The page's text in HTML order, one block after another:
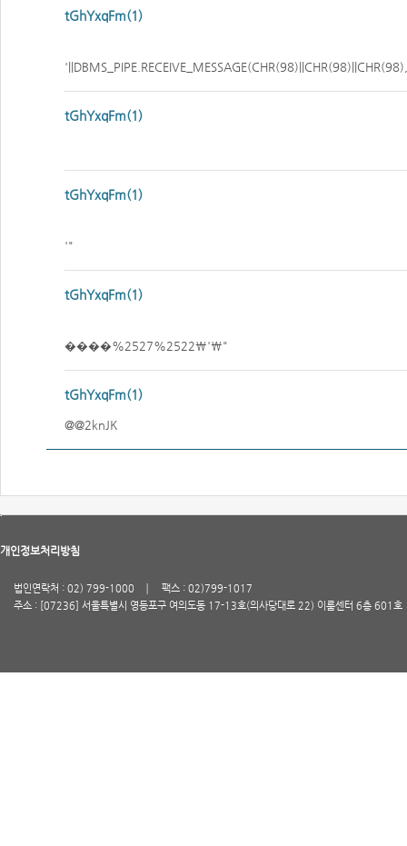
tGhYxqFm(1)
tGhYxqFm(1)
tGhYxqFm(1)
'"
tGhYxqFm(1)
����%2527%2522\'\"
tGhYxqFm(1)
@@2knJK
개인정보처리방침
법인연락처 : 02) 799-1000
팩스 : 02)799-1017
주소 : [07236] 서울특별시 영등포구 여의도동 17-13호(의사당대로 22) 이룸센터 6층 601호